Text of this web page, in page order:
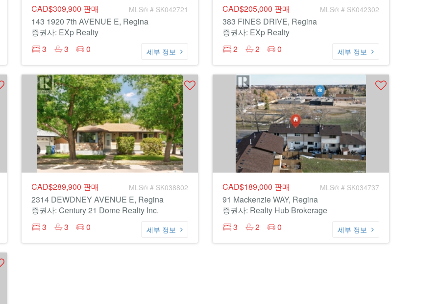
CAD$309,900 판매 MLS® # SK042721
143 1920 7th AVENUE E, Regina
증권사: EXp Realty
3
3 0 세부 정보
CAD$205,000 판매 MLS® # SK042302
383 FINES DRIVE, Regina
증권사: EXp Realty
2
2 0 세부 정보
CAD$289,900 판매 MLS® # SK038802
2314 DEWDNEY AVENUE E, Regina
증권사: Century 21 Dome Realty Inc.
3
3 0 세부 정보
CAD$189,000 판매 MLS® # SK034737
91 Mackenzie WAY, Regina
증권사: Realty Hub Brokerage
3
2 0 세부 정보